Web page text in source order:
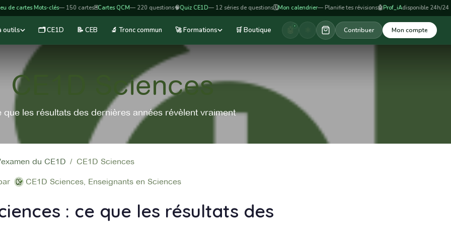
Mots-clés— 150 cartes 🃏Cartes QCM— 220 questions🧠Quiz CE1D— 12 séries de questions🗓️Mon calendrier— Planifie tes révisions🤖Prof_iAdisponible 24h/24
outils 🗂️ CE1D 📝 CEB 🔬 Tronc commun 🚀 Formations 🛒 Boutique 🤖 Contribuer Mon compte
CE1D Sciences
que les résultats des dernières années révèlent vraiment
du CE1D CE1D Sciences
CE1D Sciences, Enseignants en Sciences
: ce que les résultats des